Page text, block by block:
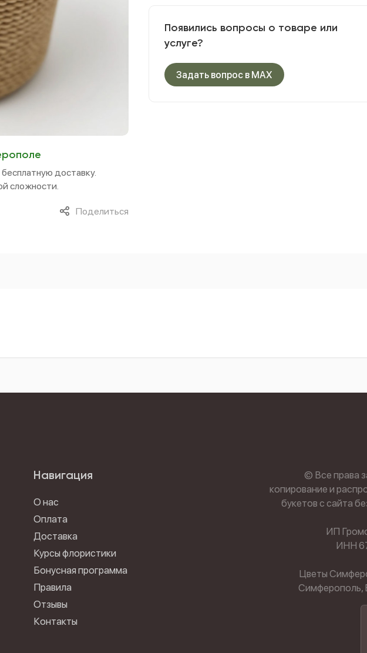
доставку.
сложности.
Поделиться
Появились вопросы о товаре или
услуге?
Задать вопрос в MAX
Навигация
О нас
Оплата
Доставка
Курсы флористики
Бонусная программа
Правила
Отзывы
Контакты
© Все права
копирование и
букетов с сайта
ИП
ИНН
Цветы
Симферополь,